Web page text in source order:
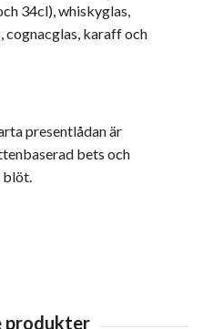
34cl), whiskyglas,
cognacglas, karaff och
presentlådan är
bets och
blöt.